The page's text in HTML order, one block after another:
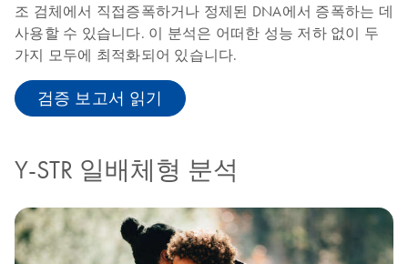
조 검체에서 직접증폭하거나 정제된 DNA에서 증폭하는 데
사용할 수 있습니다. 이 분석은 어떠한 성능 저하 없이 두
가지 모두에 최적화되어 있습니다.
검증 보고서 읽기
Y-STR 일배체형 분석